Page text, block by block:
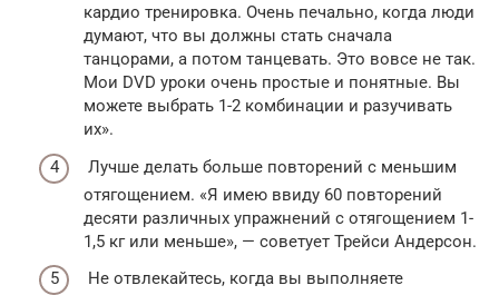
кардио тренировка. Очень печально, когда люди
думают, что вы должны стать сначала
танцорами, а потом танцевать. Это вовсе не так.
Мои DVD уроки очень простые и понятные. Вы
можете выбрать 1-2 комбинации и разучивать
их».
Лучше делать больше повторений с меньшим
отягощением. «Я имею ввиду 60 повторений
десяти различных упражнений с отягощением 1-
1,5 кг или меньше», — советует Трейси Андерсон.
Не отвлекайтесь, когда вы выполняете